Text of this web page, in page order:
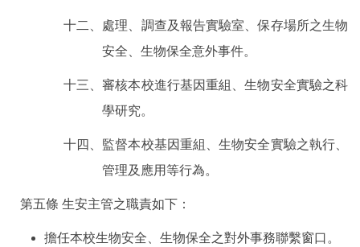
十二、處理、調查及報告實驗室、保存場所之生物
安全、生物保全意外事件。
十三、審核本校進行基因重組、生物安全實驗之科
學研究。
十四、監督本校基因重組、生物安全實驗之執行、
管理及應用等行為。
第五條 生安主管之職責如下：
擔任本校生物安全、生物保全之對外事務聯繫窗口。